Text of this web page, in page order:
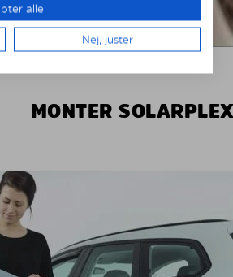
MONTER
alle
Nej, juster